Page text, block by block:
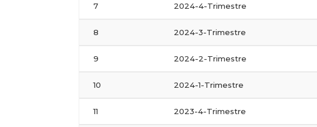
7 2024-4-Trimestre
8 2024-3-Trimestre
9 2024-2-Trimestre
10 2024-1-Trimestre
11 2023-4-Trimestre